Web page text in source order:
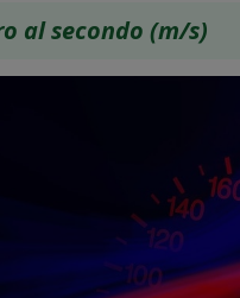
al secondo (m/s)